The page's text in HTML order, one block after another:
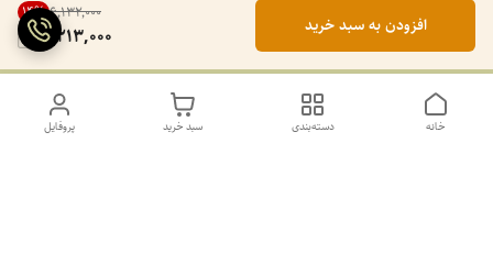
۶٬۱۳۲٬۰۰۰ 14%
5,213,000 افزودن به سبد خرید
پروفایل سبد خرید دسته‌بندی خانه